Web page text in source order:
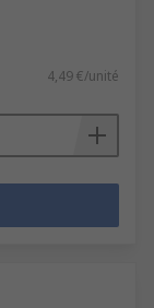
4,49 €/unité